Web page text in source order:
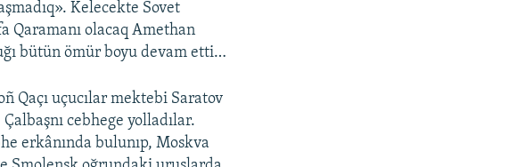
Kelecekte Sovet
Qaramanı olacaq Amethan
bütün ömür boyu devam etti…
Qaçı uçucılar mektebi Saratov
cebhege yolladılar.
erkânında bulunıp, Moskva